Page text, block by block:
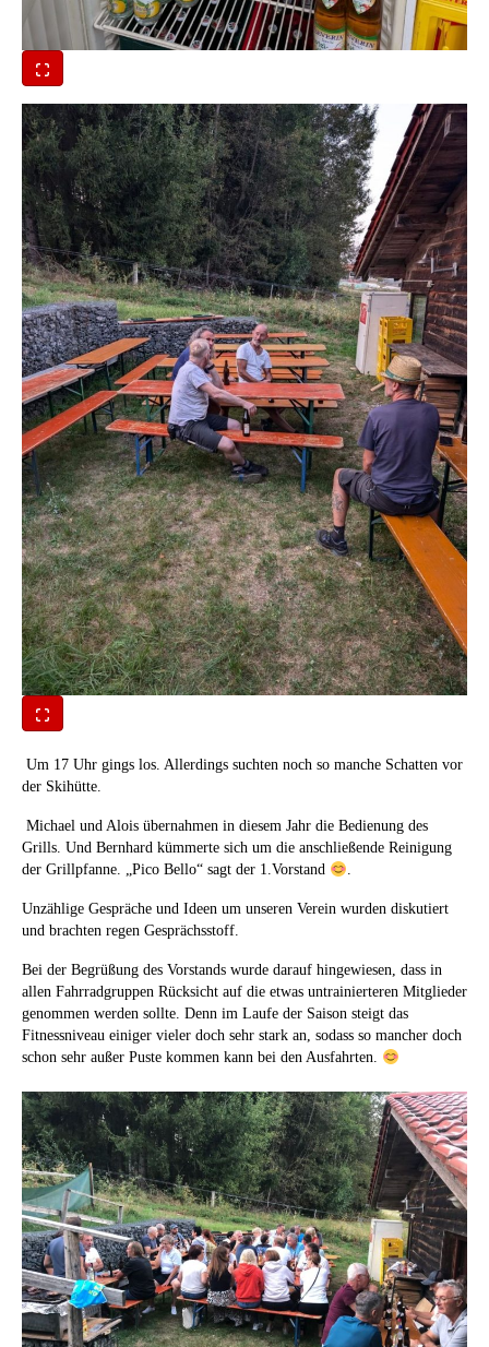
Um 17 Uhr gings los. Allerdings suchten noch so manche Schatten vor
der Skihütte.
Michael und Alois übernahmen in diesem Jahr die Bedienung des
Grills. Und Bernhard kümmerte sich um die anschließende Reinigung
der Grillpfanne. „Pico Bello“ sagt der 1.Vorstand
.
Unzählige Gespräche und Ideen um unseren Verein wurden diskutiert
und brachten regen Gesprächsstoff.
Bei der Begrüßung des Vorstands wurde darauf hingewiesen, dass in
allen Fahrradgruppen Rücksicht auf die etwas untrainierteren Mitglieder
genommen werden sollte. Denn im Laufe der Saison steigt das
Fitnessniveau einiger vieler doch sehr stark an, sodass so mancher doch
schon sehr außer Puste kommen kann bei den Ausfahrten.